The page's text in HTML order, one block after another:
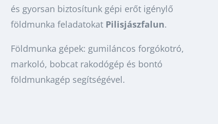
és gyorsan biztosítunk gépi erőt igénylő
földmunka feladatokat Pilisjászfalun.
Földmunka gépek: gumiláncos forgókotró,
markoló, bobcat rakodógép és bontó
földmunkagép segítségével.